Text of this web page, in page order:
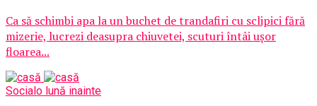
Ca să schimbi apa la un buchet de trandafiri cu sclipici fără
mizerie, lucrezi deasupra chiuvetei, scuturi întâi ușor
floarea...
Socialo lună inainte